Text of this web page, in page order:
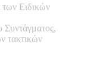
των Ειδικών
Συντάγματος,
τακτικών